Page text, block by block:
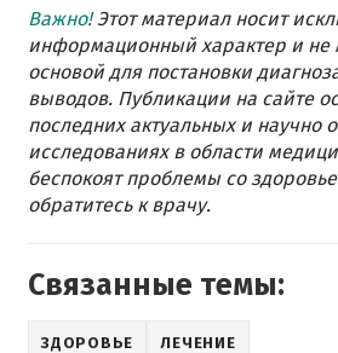
Важно!Этот материал носит
информационный характер и не
основой для постановки
выводов. Публикации на сайте
последних актуальных и научно
исследованиях в области
беспокоят проблемы со
обратитесь к врачу.
Связанные темы:
ЗДОРОВЬЕ ЛЕЧЕНИЕ